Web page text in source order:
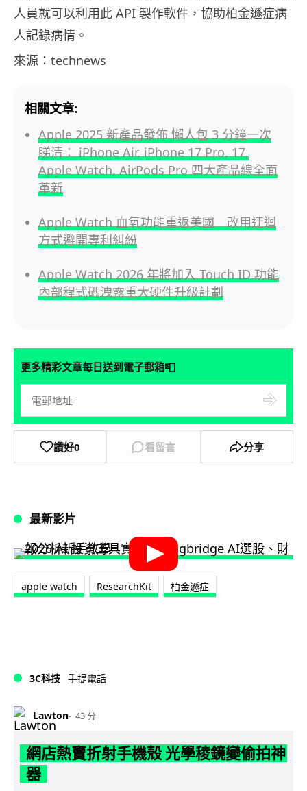
人員就可以利用此 API 製作軟件，協助柏金遜症病
人記錄病情。
來源：technews
相關文章:
Apple 2025 新產品發佈 懶人包 3 分鐘一次
睇清： iPhone Air, iPhone 17 Pro, 17,
Apple Watch, AirPods Pro 四大產品線全面
革新
Apple Watch 血氧功能重返美國 改用迂迴
方式避開專利糾紛
Apple Watch 2026 年將加入 Touch ID 功能
內部程式碼洩露重大硬件升級計劃
更多精彩文章每日送到電子郵箱📮
讚好0 看留言 分享
最新影片
apple watch ResearchKit 柏金遜症
3C科技 手提電話
Lawton 43 分
網店熱賣折射手機殼 光學稜鏡變偷拍神
器